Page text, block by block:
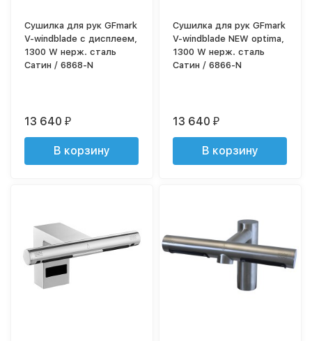
Сушилка для рук GFmark
V-windblade с дисплеем,
1300 W нерж. сталь
Сатин / 6868-N
13 640₽
В корзину
Сушилка для рук GFmark
V-windblade NEW optima,
1300 W нерж. сталь
Сатин / 6866-N
13 640₽
В корзину